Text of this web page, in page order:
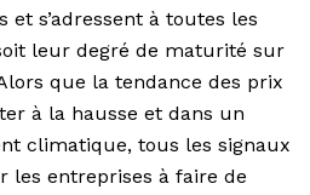
s’adressent à toutes les
leur degré de maturité sur
que la tendance des prix
à la hausse et dans un
climatique, tous les signaux
les entreprises à faire de